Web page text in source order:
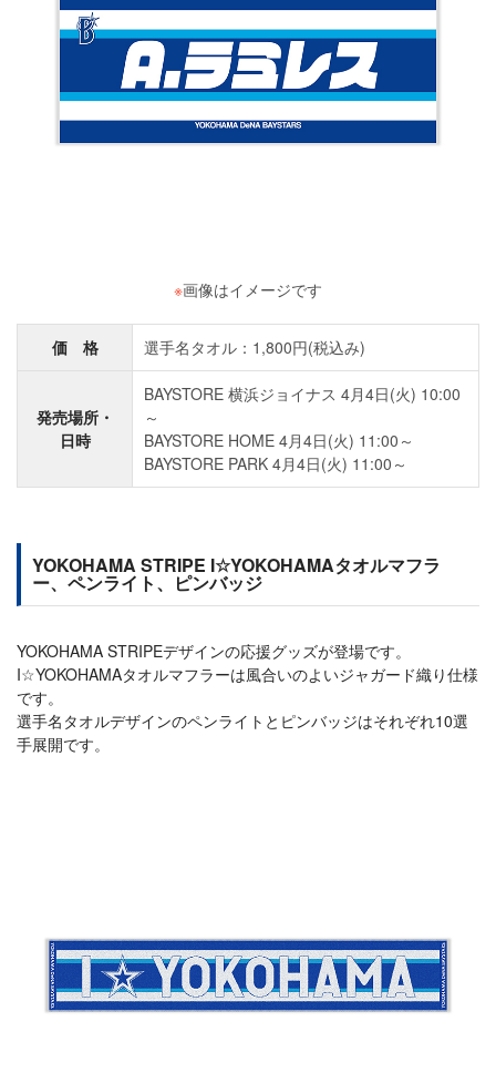
※画像はイメージです
価 格 選手名タオル：1,800円(税込み)
発売場所・
日時
BAYSTORE 横浜ジョイナス 4月4日(火) 10:00
～
BAYSTORE HOME 4月4日(火) 11:00～
BAYSTORE PARK 4月4日(火) 11:00～
YOKOHAMA STRIPE I☆YOKOHAMAタオルマフラ
ー、ペンライト、ピンバッジ
YOKOHAMA STRIPEデザインの応援グッズが登場です。
I☆YOKOHAMAタオルマフラーは風合いのよいジャガード織り仕様
です。
選手名タオルデザインのペンライトとピンバッジはそれぞれ10選
手展開です。